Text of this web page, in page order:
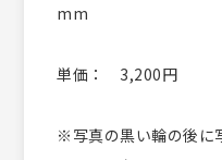
mm
単価： 3,200円
※写真の黒い輪の後に